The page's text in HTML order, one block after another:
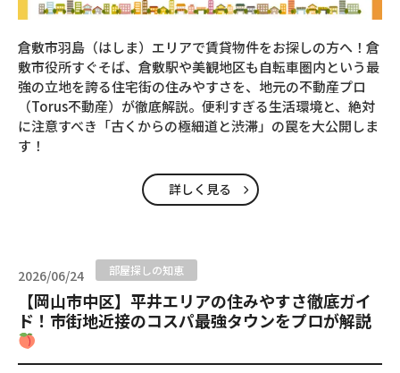
倉敷市羽島（はしま）エリアで賃貸物件をお探しの方へ！倉
敷市役所すぐそば、倉敷駅や美観地区も自転車圏内という最
強の立地を誇る住宅街の住みやすさを、地元の不動産プロ
（Torus不動産）が徹底解説。便利すぎる生活環境と、絶対
に注意すべき「古くからの極細道と渋滞」の罠を大公開しま
す！
詳しく見る
2026/06/24 部屋探しの知恵
【岡山市中区】平井エリアの住みやすさ徹底ガイ
ド！市街地近接のコスパ最強タウンをプロが解説